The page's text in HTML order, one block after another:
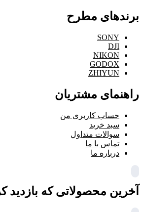
برندهای مطرح
SONY
DJI
NIKON
GODOX
ZHIYUN
راهنمای مشتریان
حساب کاربری من
سبد خرید
سوالات متداول
تماس با ما
درباره ما
آخرین محصولاتی که بازدید